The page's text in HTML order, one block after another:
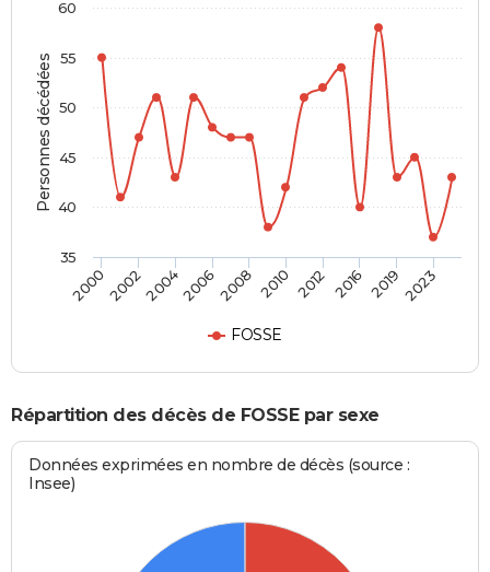
Personnes décédées
FOSSE
20002002200420062008 2010 2012 2016 20192023
35
40
45
50
55
60
Répartition des décès de FOSSE par sexe
Données exprimées en nombre de décès (source :
Insee)